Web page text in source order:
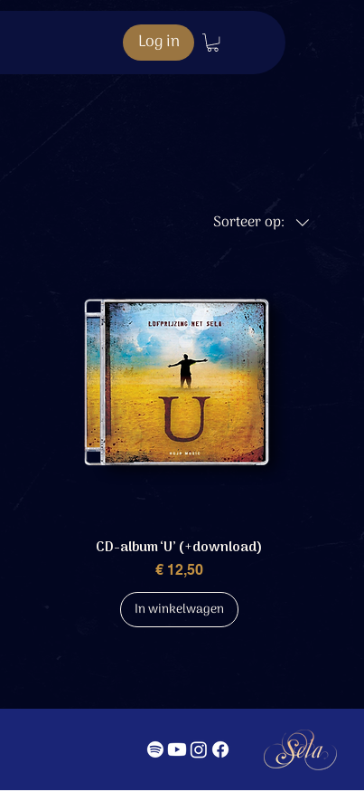
Log in
Sorteer op:
CD-album ‘U’ (+download)
Prijs
€ 12,50
In winkelwagen